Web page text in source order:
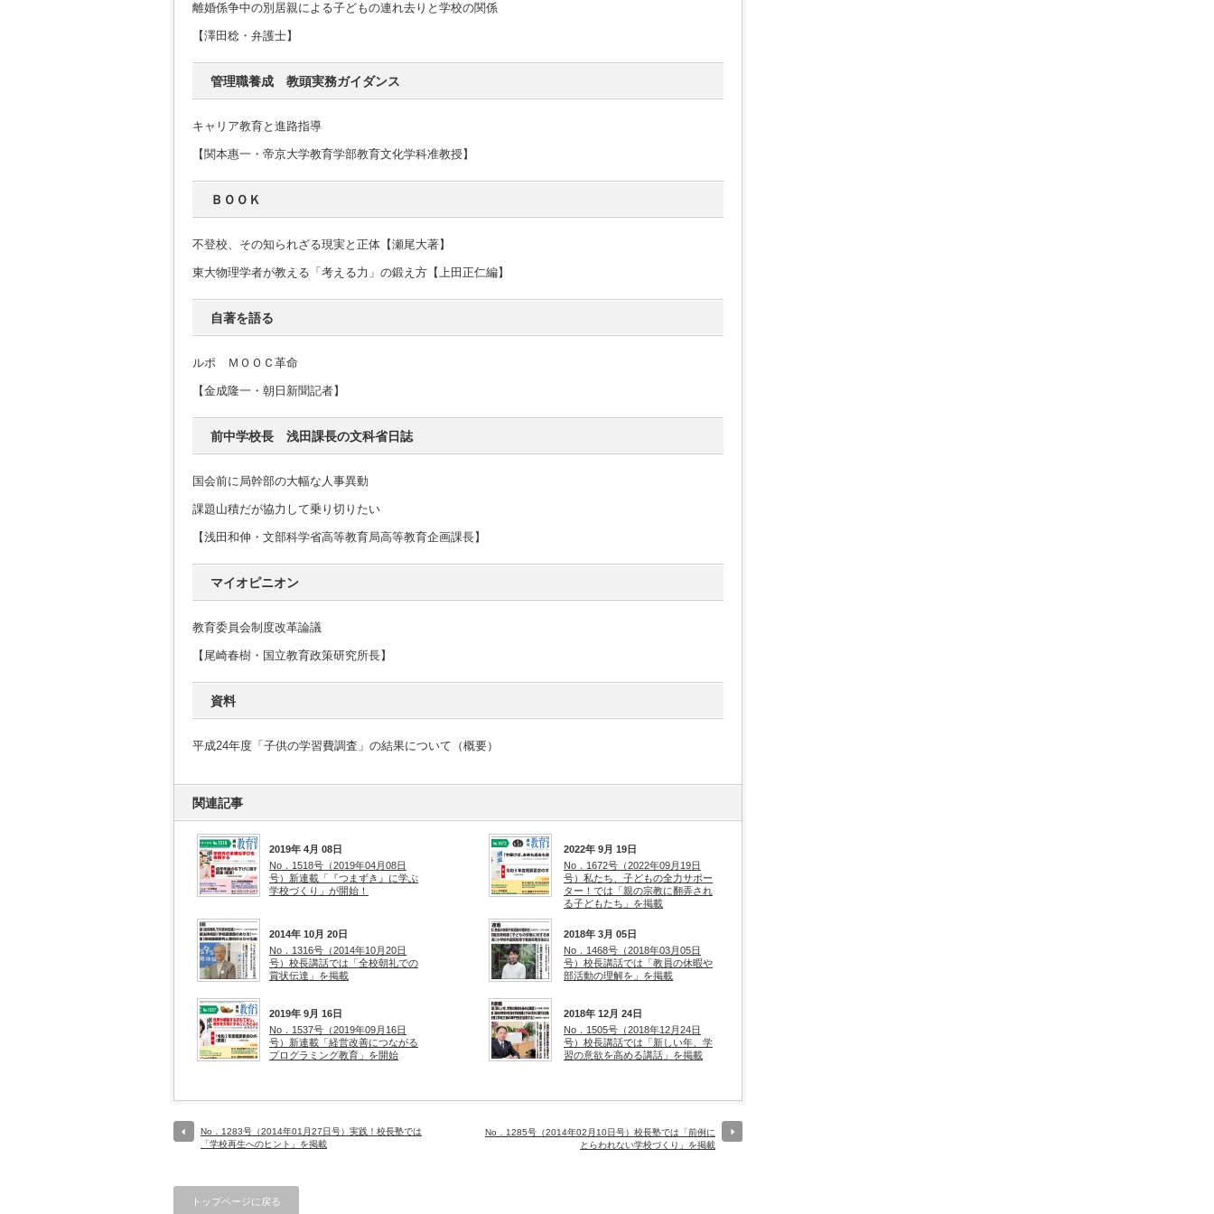
離婚係争中の別居親による子どもの連れ去りと学校の関係
【澤田稔・弁護士】
管理職養成 教頭実務ガイダンス
キャリア教育と進路指導
【関本惠一・帝京大学教育学部教育文化学科准教授】
ＢＯＯＫ
不登校、その知られざる現実と正体【瀬尾大著】
東大物理学者が教える「考える力」の鍛え方【上田正仁編】
自著を語る
ルポ ＭＯＯＣ革命
【金成隆一・朝日新聞記者】
前中学校長 浅田課長の文科省日誌
国会前に局幹部の大幅な人事異動
課題山積だが協力して乗り切りたい
【浅田和伸・文部科学省高等教育局高等教育企画課長】
マイオピニオン
教育委員会制度改革論議
【尾崎春樹・国立教育政策研究所長】
資料
平成24年度「子供の学習費調査」の結果について（概要）
関連記事
2019年 4月 08日
No．1518号（2019年04月08日
号）新連載「『つまずき』に学ぶ
学校づくり」が開始！
2022年 9月 19日
No．1672号（2022年09月19日
号）私たち、子どもの全力サポー
ター！では「親の宗教に翻弄され
る子どもたち」を掲載
2014年 10月 20日
No．1316号（2014年10月20日
号）校長講話では「全校朝礼での
賞状伝達」を掲載
2018年 3月 05日
No．1468号（2018年03月05日
号）校長講話では「教員の休暇や
部活動の理解を」を掲載
2019年 9月 16日
No．1537号（2019年09月16日
号）新連載「経営改善につながる
プログラミング教育」を開始
2018年 12月 24日
No．1505号（2018年12月24日
号）校長講話では「新しい年、学
習の意欲を高める講話」を掲載
No．1283号（2014年01月27日号）実践！校長塾では
「学校再生へのヒント」を掲載
No．1285号（2014年02月10日号）校長塾では「前例に
とらわれない学校づくり」を掲載
トップページに戻る